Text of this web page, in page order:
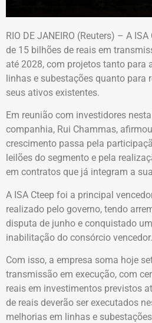
RIO DE JANEIRO (Reuters) – A
de 15 bilhões de reais em
até 2028, com projetos tanto para
linhas e subestações quanto para
seus ativos existentes.
Em reunião com investidores
companhia, Rui Chammas,
crescimento passa pela
leilões do segmento e pela
em contratos que já integram a
A ISA Cteep foi a principal
realizado pelo governo, tendo
disputa de junho e conquistado
inabilitação do consórcio vencedor.
Com isso, a empresa soma hoje
transmissão em execução, com
reais em investimentos previstos
de reais deverão ser executados
melhorias em linhas e